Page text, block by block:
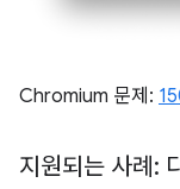
Chromium 문제:
지원되는 사례: